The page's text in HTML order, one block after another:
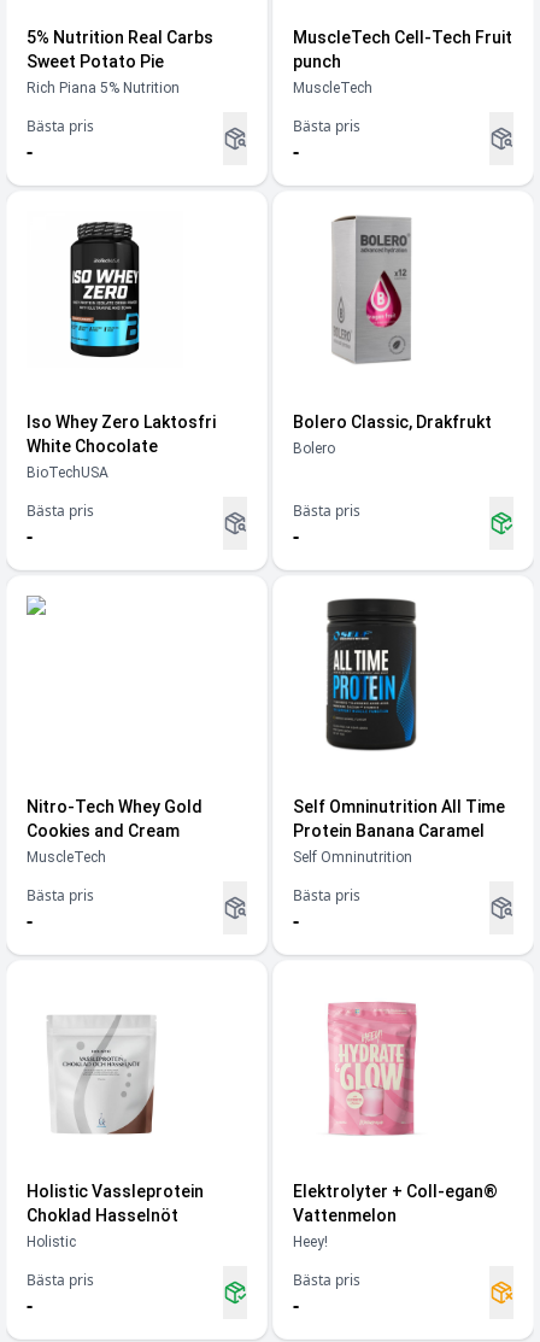
5% Nutrition Real Carbs
Sweet Potato Pie
Rich Piana 5% Nutrition
Bästa pris
-
MuscleTech Cell-Tech Fruit
punch
MuscleTech
Bästa pris
-
Iso Whey Zero Laktosfri
White Chocolate
BioTechUSA
Bästa pris
-
Bolero Classic, Drakfrukt
Bolero
Bästa pris
-
Nitro-Tech Whey Gold
Cookies and Cream
MuscleTech
Bästa pris
-
Self Omninutrition All Time
Protein Banana Caramel
Self Omninutrition
Bästa pris
-
Holistic Vassleprotein
Choklad Hasselnöt
Holistic
Bästa pris
-
Elektrolyter + Coll-egan®
Vattenmelon
Heey!
Bästa pris
-